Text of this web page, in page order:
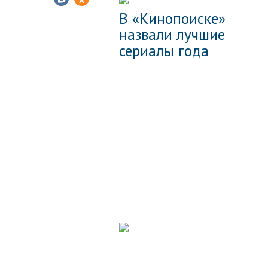
В «Кинопоиске»
назвали лучшие
сериалы года